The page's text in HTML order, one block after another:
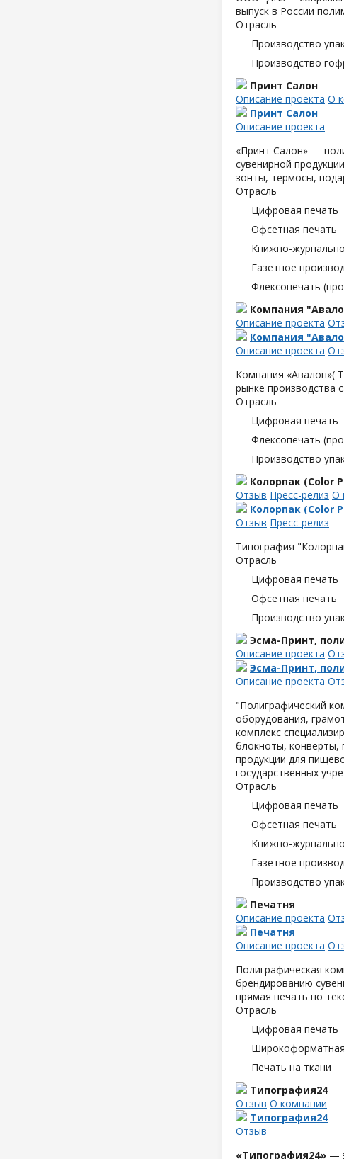
выпуск в России
Отрасль
Производство
Производство
Принт Салон
Описание проекта О
Принт Салон
Описание проекта
«Принт Салон» —
сувенирной
зонты, термосы,
Отрасль
Цифровая печать
Офсетная печать
Книжно-
Газетное
Флексопечать
Компания
Описание проекта
Компания
Описание проекта
Компания «Авалон»(
рынке производства
Отрасль
Цифровая печать
Флексопечать
Производство
Колорпак (Color
Отзыв Пресс-релиз О
Колорпак (Color
Отзыв Пресс-релиз
Типография
Отрасль
Цифровая печать
Офсетная печать
Производство
Эсма-Принт,
Описание проекта
Эсма-Принт,
Описание проекта
"Полиграфический
оборудования,
комплекс
блокноты, конверты,
продукции для
государственных
Отрасль
Цифровая печать
Офсетная печать
Книжно-
Газетное
Производство
Печатня
Описание проекта
Печатня
Описание проекта
Полиграфическая
брендированию
прямая печать по
Отрасль
Цифровая печать
Печать на ткани
Типография24
Отзыв О компании
Типография24
Отзыв
«Типография24» —